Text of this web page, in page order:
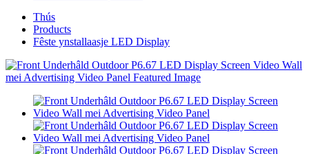
Thús
Products
Fêste ynstallaasje LED Display